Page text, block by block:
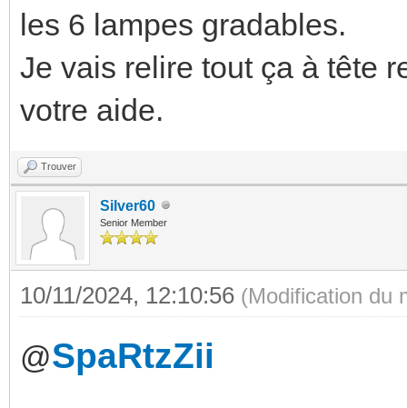
les 6 lampes gradables.
Je vais relire tout ça à tête
votre aide.
Trouver
Silver60
Senior Member
10/11/2024, 12:10:56 (Modification du
@SpaRtzZii